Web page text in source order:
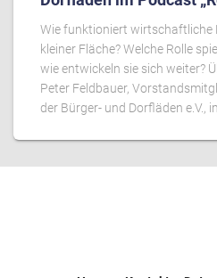
Wie funktioniert wirtschaftliche
kleiner Fläche? Welche Rolle
wie entwickeln sie sich weiter?
Peter Feldbauer,
der Bürger- und Dorfläden e.V.,